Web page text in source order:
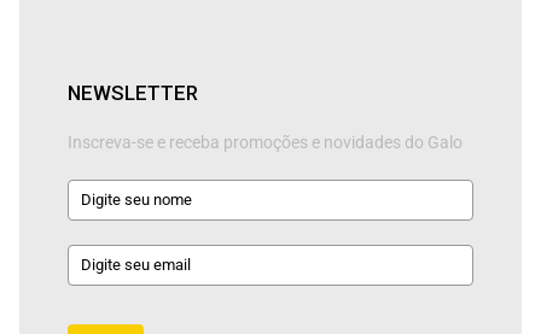
NEWSLETTER
Inscreva-se e receba promoções e novidades do Galo